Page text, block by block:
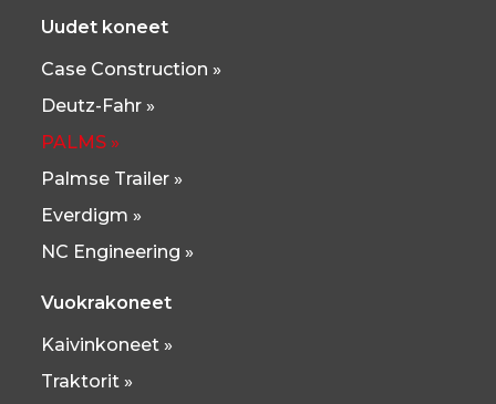
Uudet koneet
Case Construction »
Deutz-Fahr »
PALMS »
Palmse Trailer »
Everdigm »
NC Engineering »
Vuokrakoneet
Kaivinkoneet »
Traktorit »